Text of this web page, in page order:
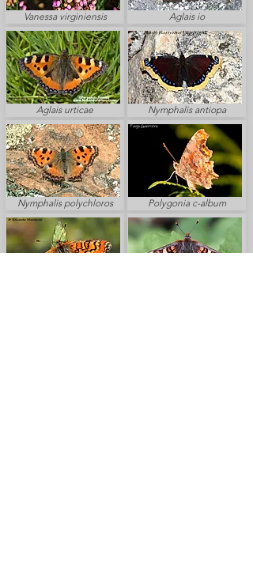
Vanessa virginiensis
Aglais urticae
Nymphalis polychloros
Aglais io
Nymphalis antiopa
Polygonia c-album